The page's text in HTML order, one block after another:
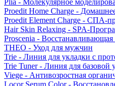
Plia - Молекулярное
Proedit Home Charge -
Proedit Element Charge - СПА-
Hair Skin Relaxing - SPA-
Proscenia -
THEO - Уход для мужчин
Trie - Линия для укладки с
Trie Tuner - Линия для базовой
Viege - Антивозростная
Locor Serum Color -